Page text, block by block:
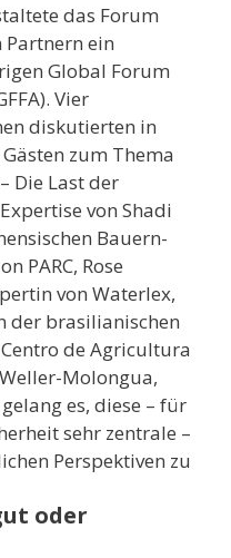
das Forum
ein
Global Forum
Vier
diskutierten in
zum Thema
Die Last der
von Shadi
Bauern-
PARC, Rose
von Waterlex,
der brasilianischen
de Agricultura
Molongua,
es, diese – für
sehr zentrale –
Perspektiven zu
oder